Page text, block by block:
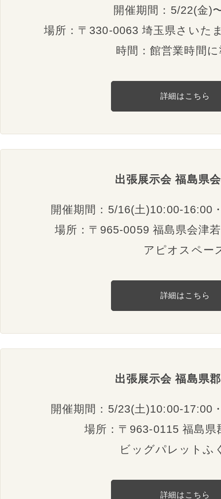
開催期間：5/22(金)
場所：〒330-0063 埼玉県さいた
時間：館営業時間
詳細はこちら
出張展示会 福島県
開催期間：5/16(土)10:00-16:00
場所：〒965-0059 福島県会津
アピオスペー
詳細はこちら
出張展示会 福島県
開催期間：5/23(土)10:00-17:00
場所：〒963-0115 福島県
ビッグパレットふ
詳細はこちら